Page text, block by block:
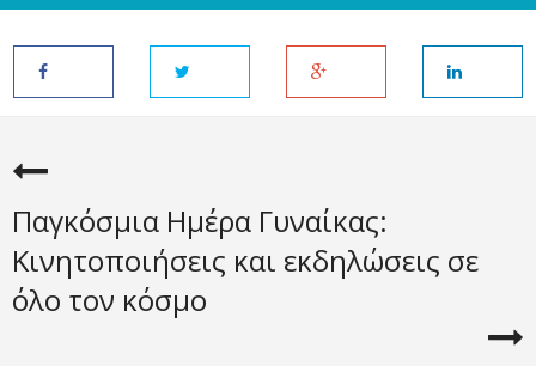
Παγκόσμια Ημέρα Γυναίκας:
Κινητοποιήσεις και εκδηλώσεις σε
όλο τον κόσμο